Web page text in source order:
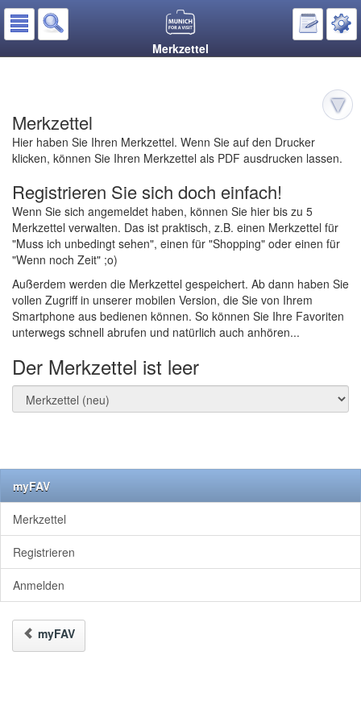
Merkzettel
Merkzettel
Hier haben Sie Ihren Merkzettel. Wenn Sie auf den Drucker
klicken, können Sie Ihren Merkzettel als PDF ausdrucken lassen.
Registrieren Sie sich doch einfach!
Wenn Sie sich angemeldet haben, können Sie hier bis zu 5
Merkzettel verwalten. Das ist praktisch, z.B. einen Merkzettel für
"Muss ich unbedingt sehen", einen für "Shopping" oder einen für
"Wenn noch Zeit" ;o)
Außerdem werden die Merkzettel gespeichert. Ab dann haben Sie
vollen Zugriff in unserer mobilen Version, die Sie von Ihrem
Smartphone aus bedienen können. So können Sie Ihre Favoriten
unterwegs schnell abrufen und natürlich auch anhören...
Der Merkzettel ist leer
myFAV
Merkzettel
Registrieren
Anmelden
myFAV